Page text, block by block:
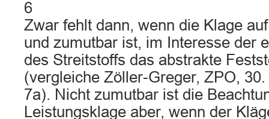
6
Zwar fehlt dann, wenn die Klage
und zumutbar ist, im Interesse der
des Streitstoffs das abstrakte
(vergleiche Zöller-Greger, ZPO,
7a). Nicht zumutbar ist die
Leistungsklage aber, wenn der